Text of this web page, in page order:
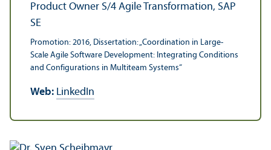
Product Owner S/4 Agile Trans­formation, SAP
SE
Promotion: 2016, Dissertation: „Coordination in Large-
Scale Agile Software Development: Integrating Conditions
and Configurations in Multi­team Systems“
Web: LinkedIn